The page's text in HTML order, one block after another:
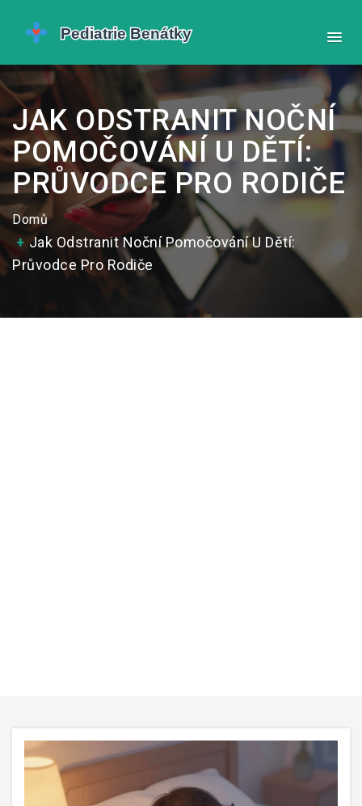
JAK ODSTRANIT NOČNÍ
POMOČOVÁNÍ U DĚTÍ:
PRŮVODCE PRO RODIČE
Domů
Jak Odstranit Noční Pomočování U Dětí:
Průvodce Pro Rodiče